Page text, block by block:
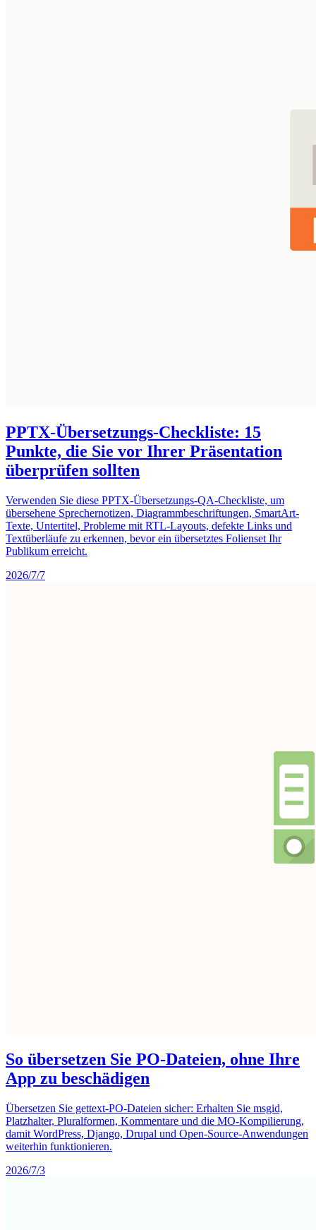
PPTX-Übersetzungs-Checkliste: 15
Punkte, die Sie vor Ihrer Präsentation
überprüfen sollten
Verwenden Sie diese PPTX-Übersetzungs-QA-Checkliste, um
übersehene Sprechernotizen, Diagrammbeschriftungen, SmartArt-
Texte, Untertitel, Probleme mit RTL-Layouts, defekte Links und
Textüberläufe zu erkennen, bevor ein übersetztes Folienset Ihr
Publikum erreicht.
2026/7/7
So übersetzen Sie PO-Dateien, ohne Ihre
App zu beschädigen
Übersetzen Sie gettext-PO-Dateien sicher: Erhalten Sie msgid,
Platzhalter, Pluralformen, Kommentare und die MO-Kompilierung,
damit WordPress, Django, Drupal und Open-Source-Anwendungen
weiterhin funktionieren.
2026/7/3